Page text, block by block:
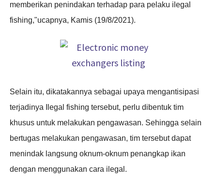
memberikan penindakan terhadap para pelaku ilegal
fishing,"ucapnya, Kamis (19/8/2021).
Selain itu, dikatakannya sebagai upaya mengantisipasi
terjadinya Ilegal fishing tersebut, perlu dibentuk tim
khusus untuk melakukan pengawasan. Sehingga selain
bertugas melakukan pengawasan, tim tersebut dapat
menindak langsung oknum-oknum penangkap ikan
dengan menggunakan cara ilegal.